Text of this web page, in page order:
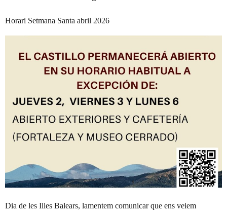
Horari Setmana Santa abril 2026
Dia de les Illes Balears, lamentem comunicar que ens veiem